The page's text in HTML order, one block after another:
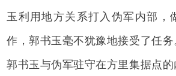
玉利用地方关系打入伪军内部，
作，郭书玉毫不犹豫地接受了任务
郭书玉与伪军驻守在方里集据点